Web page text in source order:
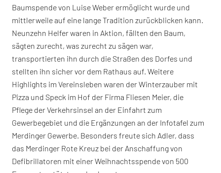
Baumspende von Luise Weber ermöglicht wurde und
mittlerweile auf eine lange Tradition zurückblicken kann.
Neunzehn Helfer waren in Aktion, fällten den Baum,
sägten zurecht, was zurecht zu sägen war,
transportierten ihn durch die Straßen des Dorfes und
stellten ihn sicher vor dem Rathaus auf. Weitere
Highlights im Vereinsleben waren der Winterzauber mit
Pizza und Speck im Hof der Firma Fliesen Meier, die
Pflege der Verkehrsinsel an der Einfahrt zum
Gewerbegebiet und die Ergänzungen an der Infotafel zum
Merdinger Gewerbe. Besonders freute sich Adler, dass
das Merdinger Rote Kreuz bei der Anschaffung von
Defibrillatoren mit einer Weihnachtsspende von 500